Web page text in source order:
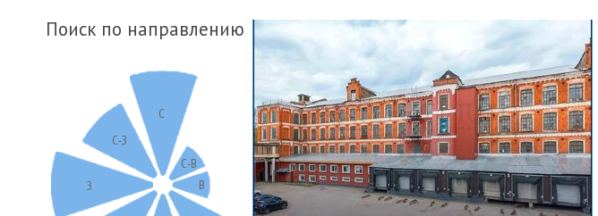
Поиск по направлению
С
С-В
В
З
С-З